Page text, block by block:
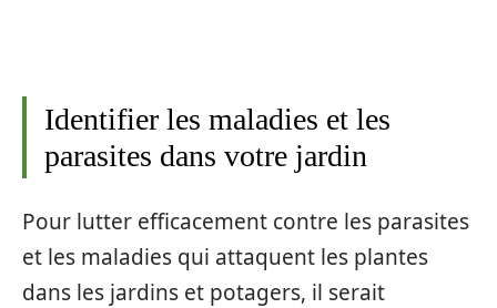
Identifier les maladies et les
parasites dans votre jardin
Pour lutter efficacement contre les parasites
et les maladies qui attaquent les plantes
dans les jardins et potagers, il serait